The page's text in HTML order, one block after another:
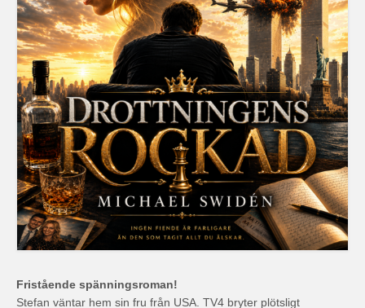
Fristående spänningsroman!
Stefan väntar hem sin fru från USA. TV4 bryter plötsligt